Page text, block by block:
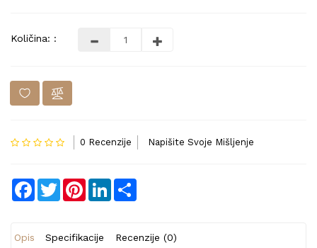
Količina: :
0 Recenzije Napišite Svoje Mišljenje
Facebook
TwitterPinterestLinkedIn
Opis Specifikacije Recenzije (0)